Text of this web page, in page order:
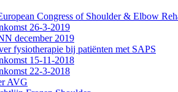
Congress of Shoulder & Elbow
26-3-2019
december 2019
fysiotherapie bij patiënten met SAPS
15-11-2018
22-3-2018
AVG